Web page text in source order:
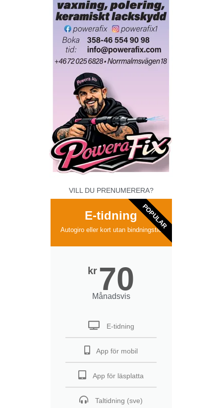
VILL DU PRENUMERERA?
E-tidning
Autogiro eller kort utan bindningstid
kr 70
Månadsvis
E-tidning
App för mobil
App för läsplatta
Taltidning (sve)
POPULAR